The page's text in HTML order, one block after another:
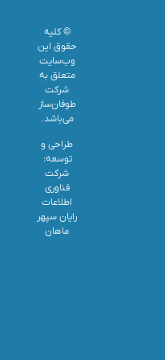
© کلیه
حقوق این
وب‌سایت
متعلق به
شرکت
طوفان‌ساز
می‌باشد.
طراحی و
توسعه:
شرکت
فناوری
اطلاعات
رایان سپهر
ماهان